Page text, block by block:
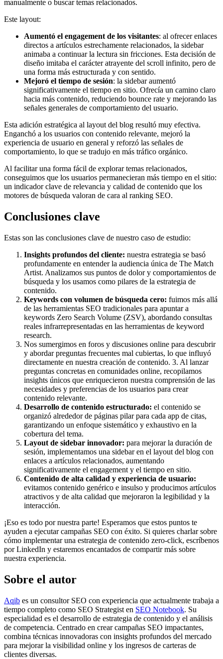
manualmente o buscar temas relacionados.
Este layout:
Aumentó el engagement de los visitantes: al ofrecer enlaces
directos a artículos estrechamente relacionados, la sidebar
animaba a continuar la lectura sin fricciones. Esta decisión de
diseño imitaba el carácter atrayente del scroll infinito, pero de
una forma más estructurada y con sentido.
Mejoró el tiempo de sesión: la sidebar aumentó
significativamente el tiempo en sitio. Ofrecía un camino claro
hacia más contenido, reduciendo bounce rate y mejorando las
señales generales de comportamiento del usuario.
Esta adición estratégica al layout del blog resultó muy efectiva.
Enganchó a los usuarios con contenido relevante, mejoró la
experiencia de usuario en general y reforzó las señales de
comportamiento, lo que se tradujo en más tráfico orgánico.
Al facilitar una forma fácil de explorar temas relacionados,
conseguimos que los usuarios permanecieran más tiempo en el sitio:
un indicador clave de relevancia y calidad de contenido que los
motores de búsqueda valoran de cara al ranking SEO.
Conclusiones clave
Estas son las conclusiones clave de nuestro caso de estudio:
Insights profundos del cliente: nuestra estrategia se basó
profundamente en entender la audiencia única de The Match
Artist. Analizamos sus puntos de dolor y comportamientos de
búsqueda y los usamos como pilares de la estrategia de
contenido.
Keywords con volumen de búsqueda cero: fuimos más allá
de las herramientas SEO tradicionales para apuntar a
keywords Zero Search Volume (ZSV), abordando consultas
reales infrarrepresentadas en las herramientas de keyword
research.
Nos sumergimos en foros y discusiones online para descubrir
y abordar preguntas frecuentes mal cubiertas, lo que influyó
directamente en nuestra creación de contenido. 3. Al lanzar
preguntas concretas en comunidades online, recopilamos
insights únicos que enriquecieron nuestra comprensión de las
necesidades y preferencias de los usuarios para crear
contenido relevante.
Desarrollo de contenido estructurado: el contenido se
organizó alrededor de páginas pilar para cada app de citas,
garantizando un enfoque sistemático y exhaustivo en la
cobertura del tema.
Layout de sidebar innovador: para mejorar la duración de
sesión, implementamos una sidebar en el layout del blog con
enlaces a artículos relacionados, aumentando
significativamente el engagement y el tiempo en sitio.
Contenido de alta calidad y experiencia de usuario:
evitamos contenido genérico e insulso y producimos artículos
atractivos y de alta calidad que mejoraron la legibilidad y la
interacción.
¡Eso es todo por nuestra parte! Esperamos que estos puntos te
ayuden a ejecutar campañas SEO con éxito. Si quieres charlar sobre
cómo implementar una estrategia de contenido zero-click, escríbenos
por LinkedIn y estaremos encantados de compartir más sobre
nuestra experiencia.
Sobre el autor
Aqib es un consultor SEO con experiencia que actualmente trabaja a
tiempo completo como SEO Strategist en SEO Notebook. Su
especialidad es el desarrollo de estrategia de contenido y el análisis
de competencia. Centrado en crear campañas SEO impactantes,
combina técnicas innovadoras con insights profundos del mercado
para mejorar la visibilidad online y los ingresos de carteras de
clientes diversas.